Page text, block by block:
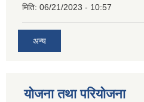
मिति: 06/21/2023 - 10:57
अन्य
योजना तथा परियोजना